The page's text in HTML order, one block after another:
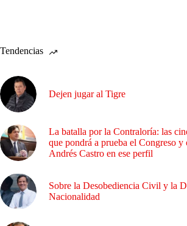
Tendencias
Dejen jugar al Tigre
La batalla por la Contraloría: las
que pondrá a prueba el Congreso y
Andrés Castro en ese perfil
Sobre la Desobediencia Civil y la
Nacionalidad